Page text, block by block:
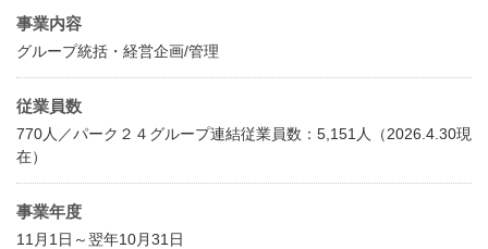
事業内容
グループ統括・経営企画/管理
従業員数
770人／パーク２４グループ連結従業員数：5,151人（2026.4.30現
在）
事業年度
11月1日～翌年10月31日